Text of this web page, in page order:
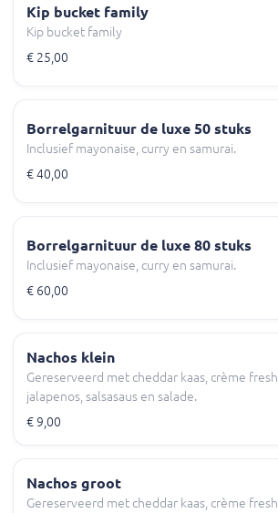
Kip bucket family
Kip bucket family
€ 25,00
Borrelgarnituur de luxe 50 stuks
Inclusief mayonaise, curry en samurai.
€ 40,00
Borrelgarnituur de luxe 80 stuks
Inclusief mayonaise, curry en samurai.
€ 60,00
Nachos klein
Gereserveerd met cheddar kaas, crème fresh,
jalapenos, salsasaus en salade.
€ 9,00
Nachos groot
Gereserveerd met cheddar kaas, crème fresh,